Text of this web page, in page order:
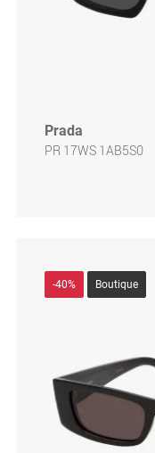
Prada
PR 17WS 1AB5S0
-40% Boutique